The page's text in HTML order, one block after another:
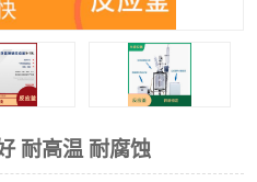
耐高温 耐腐蚀